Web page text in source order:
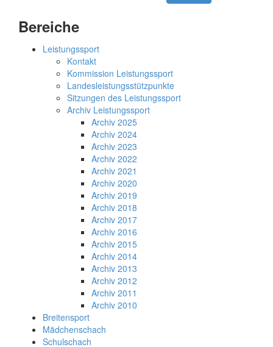
Bereiche
Leistungssport
Kontakt
Kommission Leistungssport
Landesleistungsstützpunkte
Sitzungen des Leistungssport
Archiv Leistungssport
Archiv 2025
Archiv 2024
Archiv 2023
Archiv 2022
Archiv 2021
Archiv 2020
Archiv 2019
Archiv 2018
Archiv 2017
Archiv 2016
Archiv 2015
Archiv 2014
Archiv 2013
Archiv 2012
Archiv 2011
Archiv 2010
Breitensport
Mädchenschach
Schulschach